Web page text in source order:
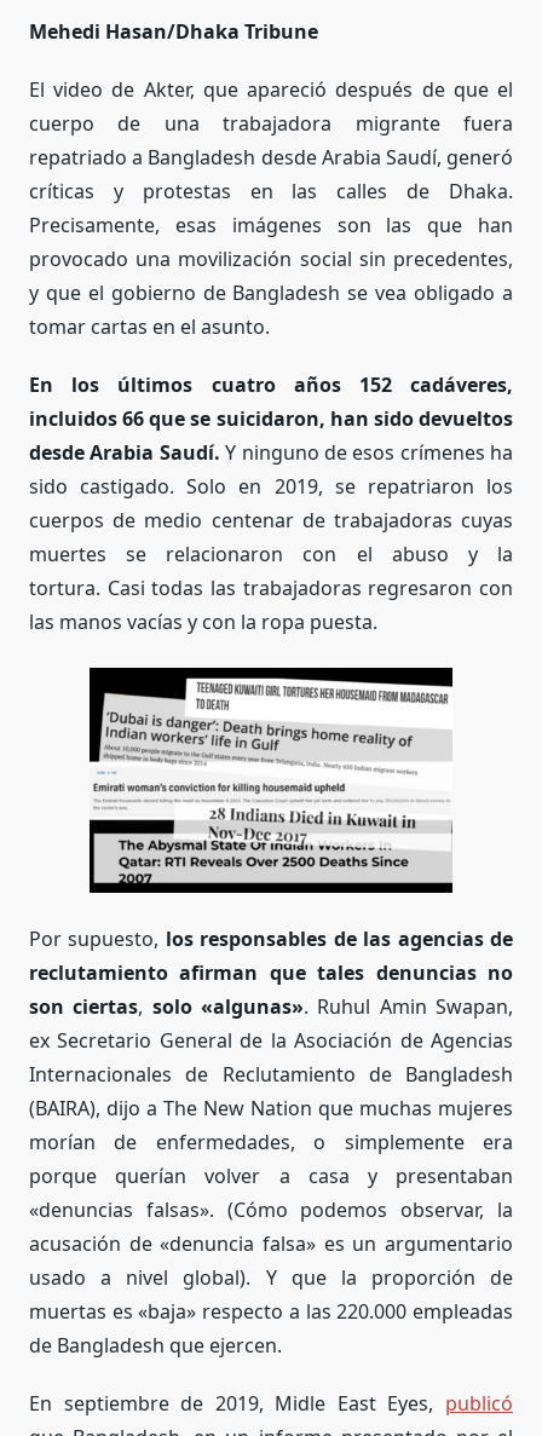
Mehedi Hasan/Dhaka Tribune
El video de Akter, que apareció después de que el
cuerpo de una trabajadora migrante fuera
repatriado a Bangladesh desde Arabia Saudí, generó
críticas y protestas en las calles de Dhaka.
Precisamente, esas imágenes son las que han
provocado una movilización social sin precedentes,
y que el gobierno de Bangladesh se vea obligado a
tomar cartas en el asunto.
En los últimos cuatro años 152 cadáveres,
incluidos 66 que se suicidaron, han sido devueltos
desde Arabia Saudí. Y ninguno de esos crímenes ha
sido castigado. Solo en 2019, se repatriaron los
cuerpos de medio centenar de trabajadoras cuyas
muertes se relacionaron con el abuso y la
tortura. Casi todas las trabajadoras regresaron con
las manos vacías y con la ropa puesta.
Por supuesto, los responsables de las agencias de
reclutamiento afirman que tales denuncias no
son ciertas, solo «algunas». Ruhul Amin Swapan,
ex Secretario General de la Asociación de Agencias
Internacionales de Reclutamiento de Bangladesh
(BAIRA), dijo a The New Nation que muchas mujeres
morían de enfermedades, o simplemente era
porque querían volver a casa y presentaban
«denuncias falsas». (Cómo podemos observar, la
acusación de «denuncia falsa» es un argumentario
usado a nivel global). Y que la proporción de
muertas es «baja» respecto a las 220.000 empleadas
de Bangladesh que ejercen.
En septiembre de 2019, Midle East Eyes, publicó